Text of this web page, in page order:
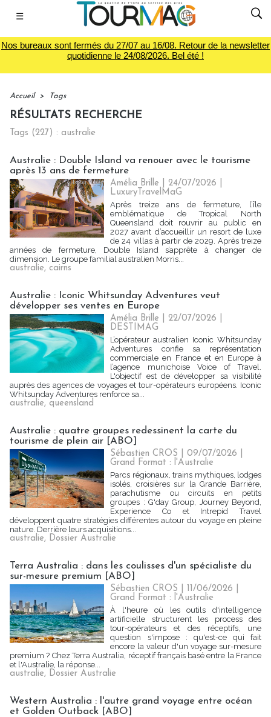
☰
Nos bureaux sont fermés du 27/07 au 16/08. Retour de la newsletter
quotidienne le 24/08/2026. Bel été !
Accueil > Tags
RÉSULTATS RECHERCHE
Tags (227) : australie
Australie : Double Island va renouer avec le tourisme
après 13 ans de fermeture
Amélia Brille | 24/07/2026
LuxuryTravelMaG
Après treize ans de fermeture, l’île
emblématique de Tropical North
Queensland doit rouvrir au public en
2027 avant d’accueillir un resort de luxe
de 24 villas à partir de 2029. Après treize
années de fermeture, Double Island s’apprête à changer de
dimension. Le groupe familial australien Morris...
australie, cairns
Australie : Iconic Whitsunday Adventures veut
développer ses ventes en Europe
Amélia Brille | 22/07/2026
DESTIMAG
L’opérateur australien Iconic Whitsunday
Adventures confie sa représentation
commerciale en France et en Europe à
l’agence munichoise Voice of Travel.
L'objectif est de développer sa visibilité
auprès des agences de voyages et tour-opérateurs européens. Iconic
Whitsunday Adventures renforce sa...
australie, queensland
Australie : quatre groupes redessinent la carte du
tourisme de plein air [ABO]
Sébastien CROS | 09/07/2026
Grand Format : l'Australie
Parcs régionaux, trains mythiques, lodges
isolés, croisières sur la Grande Barrière,
parachutisme ou circuits en petits
groupes : G'day Group, Journey Beyond,
Experience Co et Intrepid Travel
développent quatre stratégies différentes autour du voyage en pleine
nature. Derrière leurs acquisitions...
australie, Dossier Australie
Terra Australia : dans les coulisses d'un spécialiste du
sur-mesure premium [ABO]
Sébastien CROS | 11/06/2026
Grand Format : l'Australie
À l'heure où les outils d'intelligence
artificielle structurent les process des
tour-opérateurs et des réceptifs, une
question s'impose : qu'est-ce qui fait
encore la valeur d'un voyage sur-mesure
premium ? Chez Terra Australia, réceptif français basé entre la France
et l'Australie, la réponse...
australie, Dossier Australie
Western Australia : l'autre grand voyage entre océan
et Golden Outback [ABO]